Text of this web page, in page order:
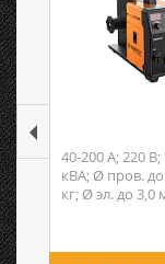
40-200 А; 220
кВА; Ø пров.
кг; Ø эл. до 3,0